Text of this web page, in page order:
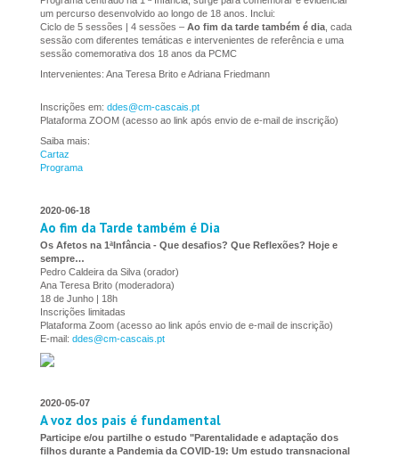
um percurso desenvolvido ao longo de 18 anos. Inclui:
Ciclo de 5 sessões | 4 sessões – Ao fim da tarde também é dia , cada
sessão com diferentes temáticas e intervenientes de referência e uma
sessão comemorativa dos 18 anos da PCMC
Intervenientes: Ana Teresa Brito e Adriana Friedmann
Inscrições em: ddes@cm-cascais.pt
Plataforma ZOOM (acesso ao link após envio de e-mail de inscrição)
Saiba mais:
Cartaz
Programa
2020-06-18
Ao fim da Tarde também é Dia
Os Afetos na 1ªInfância - Que desafios? Que Reflexões? Hoje e
sempre…
Pedro Caldeira da Silva (orador)
Ana Teresa Brito (moderadora)
18 de Junho | 18h
Inscrições limitadas
Plataforma Zoom (acesso ao link após envio de e-mail de inscrição)
E-mail: ddes@cm-cascais.pt
2020-05-07
A voz dos pais é fundamental
Participe e/ou partilhe o estudo "Parentalidade e adaptação dos
filhos durante a Pandemia da COVID-19: Um estudo transnacional